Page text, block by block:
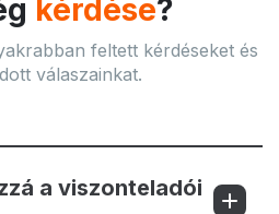
kérdése?
feltett kérdéseket és
válaszainkat.
a viszonteladói